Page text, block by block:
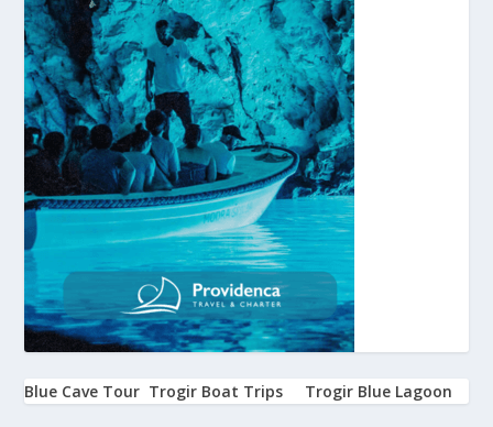
Blue Cave Tour Trogir Boat Trips Trogir Blue Lagoon